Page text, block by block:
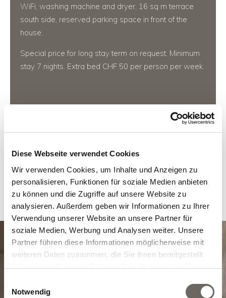
Diese Webseite verwendet Cookies
Wir verwenden Cookies, um Inhalte und Anzeigen zu
personalisieren, Funktionen für soziale Medien anbieten
zu können und die Zugriffe auf unsere Website zu
analysieren. Außerdem geben wir Informationen zu Ihrer
Verwendung unserer Website an unsere Partner für
soziale Medien, Werbung und Analysen weiter. Unsere
Partner führen diese Informationen möglicherweise mit
weiteren Daten zusammen, die Sie ihnen bereitgestellt
haben oder die sie im Rahmen Ihrer Nutzung der Dienste
Notwendig
WiFi, washing machine and dryer, 16 sq m terrace
south side, reserved parking space in front of the
house.
Special price for long stay term on request. Minimum
stay 7 nights. Extra bed CHF 50 per person per week.
Night
CHF 4200.-
Month
Inquiry